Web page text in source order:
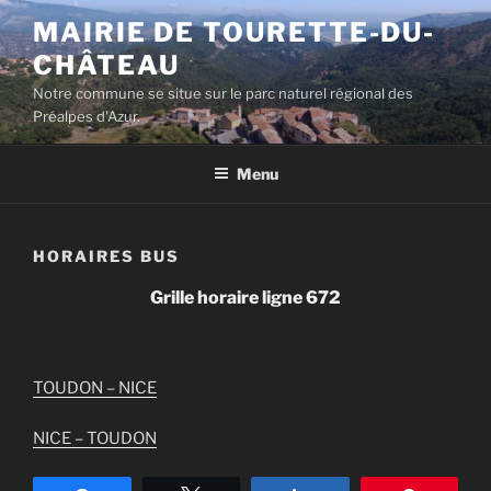
Aller
au
contenu
principal
MAIRIE DE TOURETTE-DU-
CHÂTEAU
Notre commune se situe sur le parc naturel régional des
Préalpes d'Azur.
Menu
HORAIRES BUS
Grille horaire ligne 672
TOUDON – NICE
NICE – TOUDON